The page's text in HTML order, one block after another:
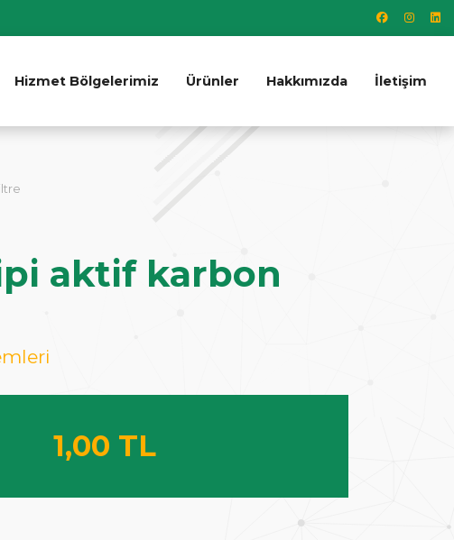
Hizmet Bölgelerimiz Ürünler Hakkımızda İletişim
aktif karbon
1,00 TL